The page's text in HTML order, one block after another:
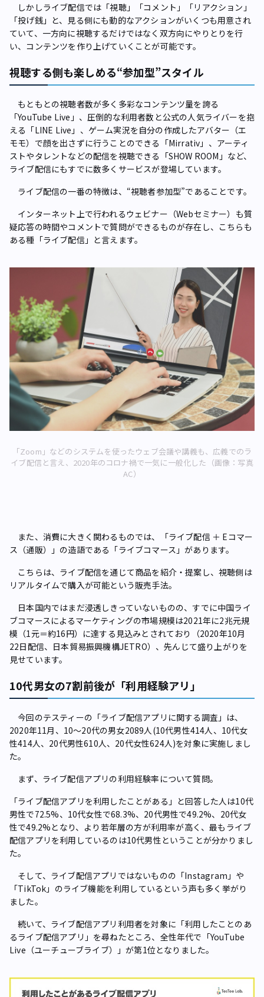
しかしライブ配信では「視聴」「コメント」「リアクション」
「投げ銭」と、見る側にも動的なアクションがいくつも用意され
ていて、一方向に視聴するだけではなく双方向にやりとりを行
い、コンテンツを作り上げていくことが可能です。
視聴する側も楽しめる“参加型”スタイル
もともとの視聴者数が多く多彩なコンテンツ量を誇る
「YouTube Live」、圧倒的な利用者数と公式の人気ライバーを抱
える「LINE Live」、ゲーム実況を自分の作成したアバター（エ
モモ）で顔を出さずに行うことのできる「Mirrativ」、アーティ
ストやタレントなどの配信を視聴できる「SHOW ROOM」など、
ライブ配信にもすでに数多くサービスが登場しています。
ライブ配信の一番の特徴は、“視聴者参加型”であることです。
インターネット上で行われるウェビナー（Webセミナー）も質
疑応答の時間やコメントで質問ができるものが存在し、こちらも
ある種「ライブ配信」と言えます。
「Zoom」などのシステムを使ったウェブ会議や講義も、広義でのラ
イブ配信と言え、2020年のコロナ禍で一気に一般化した（画像：写真
AC）
また、消費に大きく関わるものでは、「ライブ配信 ＋ Eコマー
ス（通販）」の造語である「ライブコマース」があります。
こちらは、ライブ配信を通じて商品を紹介・提案し、視聴側は
リアルタイムで購入が可能という販売手法。
日本国内ではまだ浸透しきっていないものの、すでに中国ライ
ブコマースによるマーケティングの市場規模は2021年に2兆元規
模（1元＝約16円）に達する見込みとされており（2020年10月
22日配信、日本貿易振興機構JETRO）、先んじて盛り上がりを
見せています。
10代男女の7割前後が「利用経験アリ」
今回のテスティーの「ライブ配信アプリに関する調査」は、
2020年11月、10～20代の男女2089人(10代男性414人、10代女
性414人、20代男性610人、20代女性624人)を対象に実施しまし
た。
まず、ライブ配信アプリの利用経験率について質問。
「ライブ配信アプリを利用したことがある」と回答した人は10代
男性で72.5%、10代女性で68.3%、20代男性で49.2%、20代女
性で49.2%となり、より若年層の方が利用率が高く、最もライブ
配信アプリを利用しているのは10代男性ということが分かりまし
た。
そして、ライブ配信アプリではないものの「Instagram」や
「TikTok」のライブ機能を利用しているという声も多く挙がり
ました。
続いて、ライブ配信アプリ利用者を対象に「利用したことのあ
るライブ配信アプリ」を尋ねたところ、全性年代で「YouTube
Live（ユーチューブライブ）」が第1位となりました。